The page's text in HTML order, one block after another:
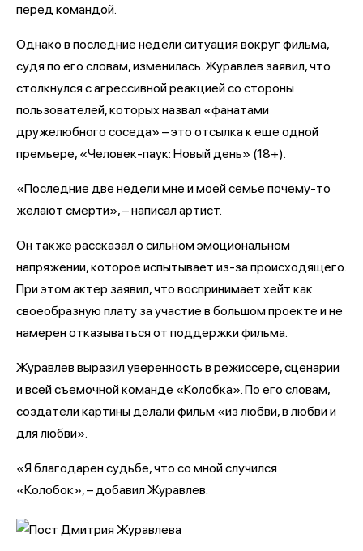
перед командой.
Однако в последние недели ситуация вокруг фильма,
судя по его словам, изменилась. Журавлев заявил, что
столкнулся с агрессивной реакцией со стороны
пользователей, которых назвал «фанатами
дружелюбного соседа» – это отсылка к еще одной
премьере, «Человек-паук: Новый день» (18+).
«Последние две недели мне и моей семье почему-то
желают смерти», – написал артист.
Он также рассказал о сильном эмоциональном
напряжении, которое испытывает из-за происходящего.
При этом актер заявил, что воспринимает хейт как
своеобразную плату за участие в большом проекте и не
намерен отказываться от поддержки фильма.
Журавлев выразил уверенность в режиссере, сценарии
и всей съемочной команде «Колобка». По его словам,
создатели картины делали фильм «из любви, в любви и
для любви».
«Я благодарен судьбе, что со мной случился
«Колобок», – добавил Журавлев.